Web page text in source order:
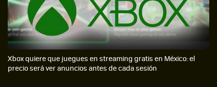
Xbox quiere que juegues en streaming gratis en México: el
precio será ver anuncios antes de cada sesión